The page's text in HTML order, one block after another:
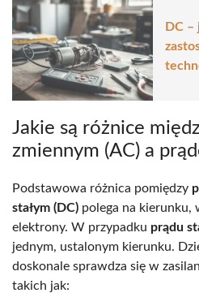
DC –
Jakie są różnice
zmiennym (AC) a
Podstawowa różnica pomiędzy
stałym (DC) polega na kierunku,
elektrony. W przypadku prądu
jednym, ustalonym kierunku.
doskonale sprawdza się w
takich jak: